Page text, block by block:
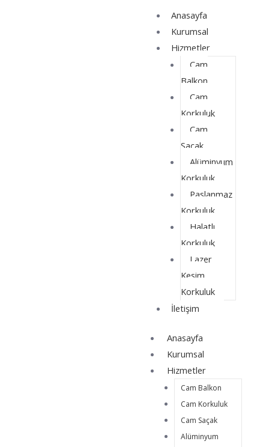
Anasayfa
Kurumsal
Hizmetler
Cam
Balkon
Cam
Korkuluk
Cam
Saçak
Alüminyum
Korkuluk
Paslanmaz
Korkuluk
Halatlı
Korkuluk
Lazer
Kesim
Korkuluk
İletişim
Anasayfa
Kurumsal
Hizmetler
Cam Balkon
Cam Korkuluk
Cam Saçak
Alüminyum